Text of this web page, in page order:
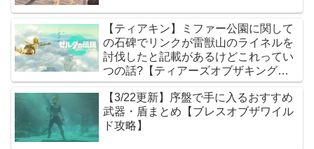
【ティアキン】ミファー公園に関して
の石碑でリンクが雷獣山のライネルを
討伐したと記載があるけどこれってい
つの話?【ティアーズオブザキングダ
ム】
【3/22更新】序盤で手に入るおすすめ
武器・盾まとめ【ブレスオブザワイル
ド攻略】